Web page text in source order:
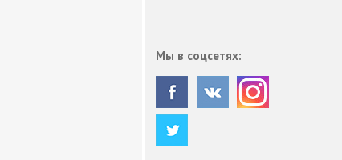
Мы в соцсетях: